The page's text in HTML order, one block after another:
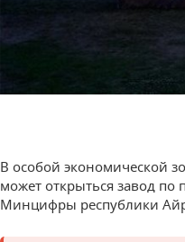
В особой экономической
может открыться завод по
Минцифры республики